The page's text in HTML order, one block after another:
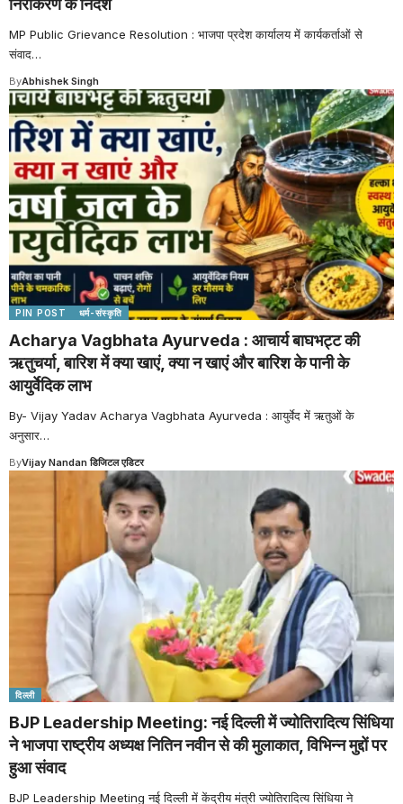
MP Public Grievance Resolution : भाजपा प्रदेश कार्यालय में कार्यकर्ताओं से
संवाद…
ByAbhishek Singh
PIN POST धर्म-संस्कृति
Acharya Vagbhata Ayurveda : आचार्य बाघभट्ट की
ऋतुचर्या, बारिश में क्या खाएं, क्या न खाएं और बारिश के पानी के
आयुर्वेदिक लाभ
By- Vijay Yadav Acharya Vagbhata Ayurveda : आयुर्वेद में ऋतुओं के
अनुसार…
ByVijay Nandan डिजिटल एडिटर
दिल्ली
BJP Leadership Meeting: नई दिल्ली में ज्योतिरादित्य सिंधिया
ने भाजपा राष्ट्रीय अध्यक्ष नितिन नवीन से की मुलाकात, विभिन्न मुद्दों पर
हुआ संवाद
BJP Leadership Meeting नई दिल्ली में केंद्रीय मंत्री ज्योतिरादित्य सिंधिया ने